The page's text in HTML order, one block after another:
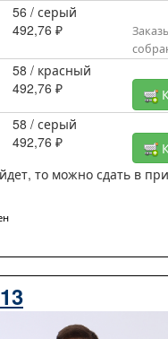
56 / серый
492,76 ₽
58 / красный
492,76 ₽
58 / серый
492,76 ₽
то можно сдать в